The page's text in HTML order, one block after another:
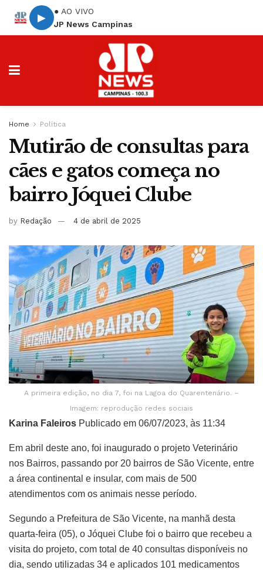
▶
● AO VIVO
JP News Campinas
Home Política
Mutirão de consultas para
cães e gatos começa no
bairro Jóquei Clube
by Redação 4 de abril de 2025
A primeira edição, no dia 7, foi na Lagoa do Quarentenário. –
Imagem: reprodução redes sociais
Karina Faleiros Publicado em 06/07/2023, às 11:34
Em abril deste ano, foi inaugurado o projeto Veterinário
nos Bairros, passando por 20 bairros de São Vicente, entre
a área continental e insular, com mais de 500
atendimentos com os animais nesse período.
Segundo a Prefeitura de São Vicente, na manhã desta
quarta-feira (05), o Jóquei Clube foi o bairro que recebeu a
visita do projeto, com total de 40 consultas disponíveis no
dia, sendo utilizadas 34 e aplicados 101 medicamentos